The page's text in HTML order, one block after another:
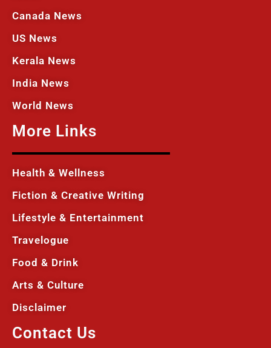
Canada News
US News
Kerala News
India News
World News
More Links
Health & Wellness
Fiction & Creative Writing
Lifestyle & Entertainment
Travelogue
Food & Drink
Arts & Culture
Disclaimer
Contact Us